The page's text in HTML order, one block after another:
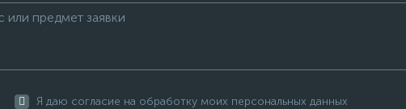
Я даю согласие на обработку моих персональных данных